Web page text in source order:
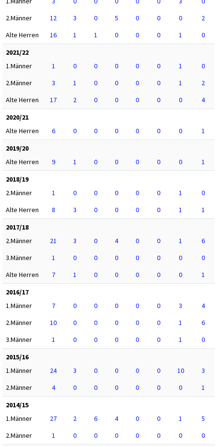
2.Männer
12 3 0 5 0 0 0
2
Alte Herren
16 1 1 0 0 0 1
0
2021/22
1.Männer
1 0 0 0 0 0 1
0
2.Männer
3 1 0 0 0 0 1
2
Alte Herren
17 2 0 0 0 0 0
4
2020/21
Alte Herren
6 0 0 0 0 0 0
1
2019/20
Alte Herren
9 1 0 0 0 0 0
1
2018/19
2.Männer
1 0 0 0 0 0 1
0
Alte Herren
8 3 0 0 0 0 1
1
2017/18
2.Männer
21 3 0 4 0 0 1
6
3.Männer
1 0 0 0 0 0 0
0
Alte Herren
7 1 0 0 0 0 0
1
2016/17
1.Männer
7 0 0 0 0 0 3
4
2.Männer
10 0 0 0 0 0 1
6
3.Männer
1 0 0 0 0 0 1
0
2015/16
1.Männer
24 3 0 0 0 0 10
3
2.Männer
4 0 0 0 0 0 0
1
2014/15
1.Männer
27 2 6 4 0 0 1
5
2.Männer
1 0 0 0 0 0 0
0